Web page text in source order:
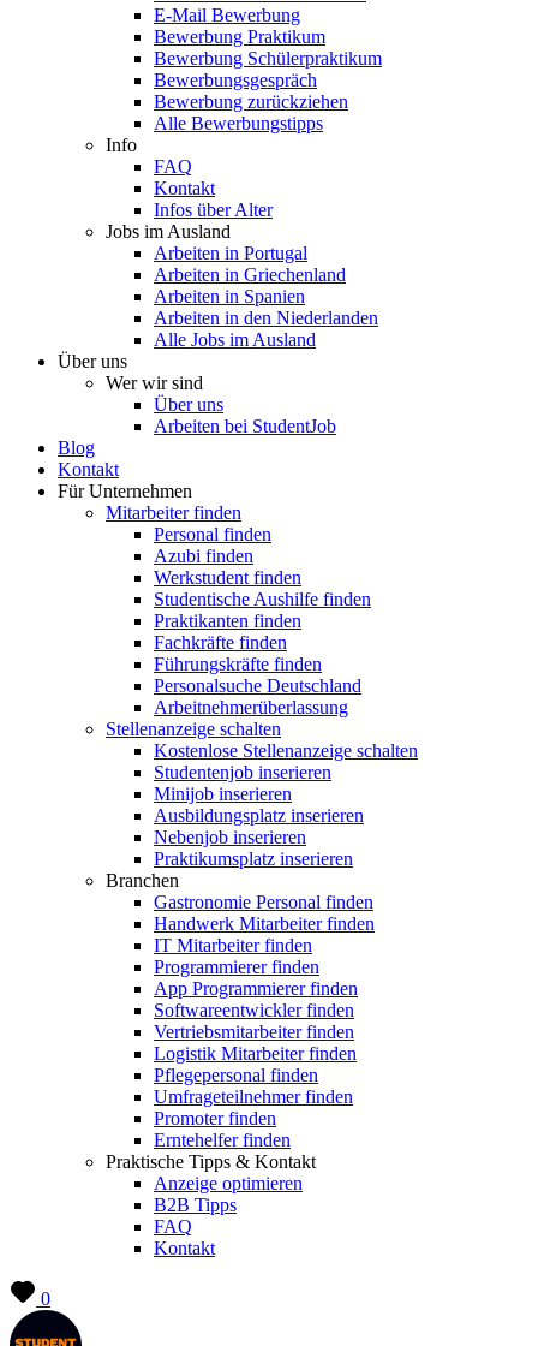
E-Mail Bewerbung
Bewerbung Praktikum
Bewerbung Schülerpraktikum
Bewerbungsgespräch
Bewerbung zurückziehen
Alle Bewerbungstipps
Info
FAQ
Kontakt
Infos über Alter
Jobs im Ausland
Arbeiten in Portugal
Arbeiten in Griechenland
Arbeiten in Spanien
Arbeiten in den Niederlanden
Alle Jobs im Ausland
Über uns
Wer wir sind
Über uns
Arbeiten bei StudentJob
Blog
Kontakt
Für Unternehmen
Mitarbeiter finden
Personal finden
Azubi finden
Werkstudent finden
Studentische Aushilfe finden
Praktikanten finden
Fachkräfte finden
Führungskräfte finden
Personalsuche Deutschland
Arbeitnehmerüberlassung
Stellenanzeige schalten
Kostenlose Stellenanzeige schalten
Studentenjob inserieren
Minijob inserieren
Ausbildungsplatz inserieren
Nebenjob inserieren
Praktikumsplatz inserieren
Branchen
Gastronomie Personal finden
Handwerk Mitarbeiter finden
IT Mitarbeiter finden
Programmierer finden
App Programmierer finden
Softwareentwickler finden
Vertriebsmitarbeiter finden
Logistik Mitarbeiter finden
Pflegepersonal finden
Umfrageteilnehmer finden
Promoter finden
Erntehelfer finden
Praktische Tipps & Kontakt
Anzeige optimieren
B2B Tipps
FAQ
Kontakt
0